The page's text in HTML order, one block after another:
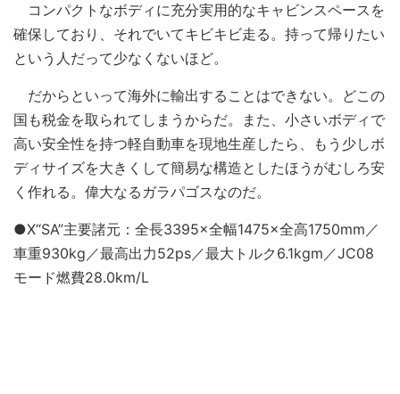
コンパクトなボディに充分実用的なキャビンスペースを
確保しており、それでいてキビキビ走る。持って帰りたい
という人だって少なくないほど。
だからといって海外に輸出することはできない。どこの
国も税金を取られてしまうからだ。また、小さいボディで
高い安全性を持つ軽自動車を現地生産したら、もう少しボ
ディサイズを大きくして簡易な構造としたほうがむしろ安
く作れる。偉大なるガラパゴスなのだ。
●X“SA”主要諸元：全長3395×全幅1475×全高1750mm／
車重930kg／最高出力52ps／最大トルク6.1kgm／JC08
モード燃費28.0km/L